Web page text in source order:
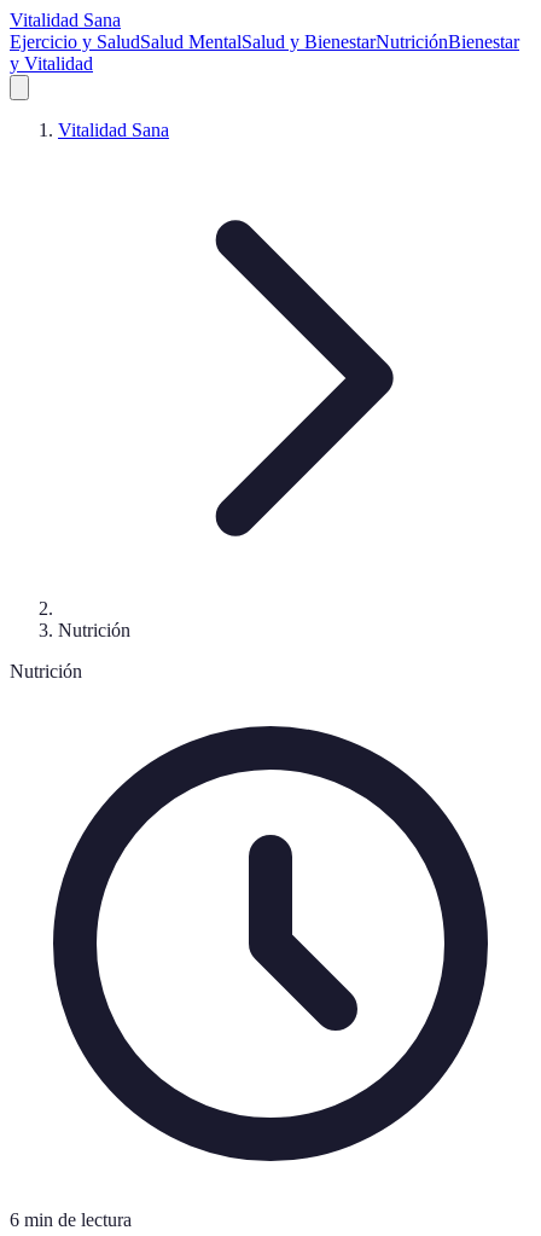
Vitalidad Sana
Ejercicio y SaludSalud MentalSalud y BienestarNutriciónBienestar
y Vitalidad
Vitalidad Sana
Nutrición
Nutrición
6 min de lectura